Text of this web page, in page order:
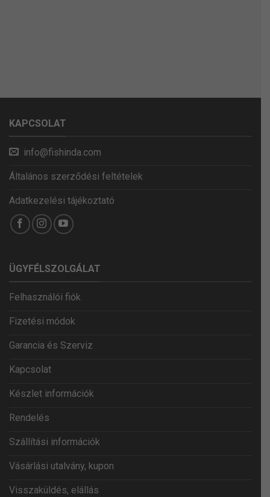
KAPCSOLAT
info@fishinda.com
Általános szerződési feltételek
Adatkezelési tájékoztató
ÜGYFÉLSZOLGÁLAT
Felhasználói fiók
Fizetési módok
Garancia és Szerviz
Kapcsolat
Készlet információk
Rendelés
Szállítási információk
Vásárlási utalvány, kupon
Visszaküldés, elállás